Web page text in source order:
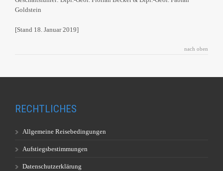
Goldstein
[Stand 18. Januar 2019]
nach oben
RECHTLICHES
Allgemeine Reisebedingungen
Aufstiegsbestimmungen
Datenschutzerklärung